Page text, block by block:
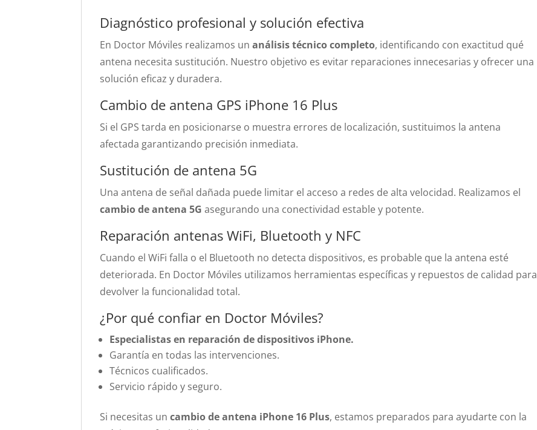
Diagnóstico profesional y solución efectiva
En Doctor Móviles realizamos unanálisis técnico completo, identificando con exactitud qué
antena necesita sustitución. Nuestro objetivo es evitar reparaciones innecesarias y ofrecer una
solución eficaz y duradera.
Cambio de antena GPS iPhone 16 Plus
Si el GPS tarda en posicionarse o muestra errores de localización, sustituimos la antena
afectada garantizando precisión inmediata.
Sustitución de antena 5G
Una antena de señal dañada puede limitar el acceso a redes de alta velocidad. Realizamos el
cambio de antena 5G asegurando una conectividad estable y potente.
Reparación antenas WiFi, Bluetooth y NFC
Cuando el WiFi falla o el Bluetooth no detecta dispositivos, es probable que la antena esté
deteriorada. En Doctor Móviles utilizamos herramientas específicas y repuestos de calidad para
devolver la funcionalidad total.
¿Por qué confiar en Doctor Móviles?
Especialistas en reparación de dispositivos iPhone.
Garantía en todas las intervenciones.
Técnicos cualificados.
Servicio rápido y seguro.
Si necesitas uncambio de antena iPhone 16 Plus, estamos preparados para ayudarte con la